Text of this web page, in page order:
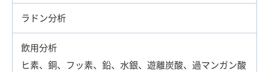
ラドン分析
飲用分析
ヒ素、銅、フッ素、鉛、水銀、遊離炭酸、過マンガン酸